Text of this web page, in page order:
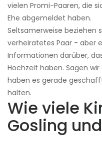
vielen Promi-Paaren, die
Ehe abgemeldet haben.
Seltsamerweise beziehen
verheiratetes Paar - aber
Informationen darüber,
Hochzeit haben. Sagen
haben es gerade
halten.
Wie viele
Gosling